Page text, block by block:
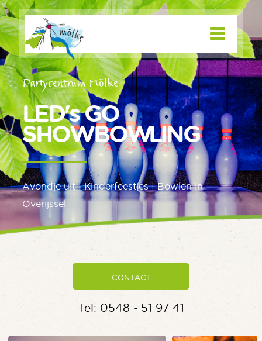
Partycentrum Mölke
LED's GO
SHOWBOWLING
Avondje uit | Kinderfeestjes | Bowlen in
Overijssel
CONTACT
Tel: 0548 - 51 97 41